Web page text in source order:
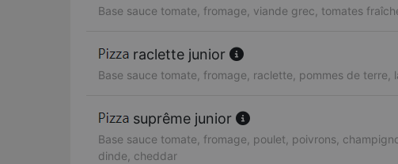
Base sauce tomate, fromage, viande grec, tomates
raclette junior
Base sauce tomate, fromage, raclette, pommes de terre,
suprême junior
Base sauce tomate, fromage, poulet, poivrons,
dinde, cheddar